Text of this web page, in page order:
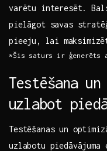
varētu interesēt.
pielāgot savas
pieeju,⁢ lai
*Šis saturs ir ģenerēts
Testēšana
⁣uzlabot
Testēšanas un
uzlabotu